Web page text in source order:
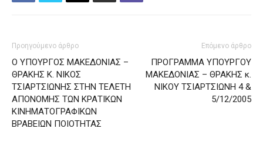
Προηγούμενο άρθρο
Ο ΥΠΟΥΡΓΟΣ ΜΑΚΕΔΟΝΙΑΣ –
ΘΡΑΚΗΣ Κ. ΝΙΚΟΣ
ΤΣΙΑΡΤΣΙΩΝΗΣ ΣΤΗΝ ΤΕΛΕΤΗ
ΑΠΟΝΟΜΗΣ ΤΩΝ ΚΡΑΤΙΚΩΝ
ΚΙΝΗΜΑΤΟΓΡΑΦΙΚΩΝ
ΒΡΑΒΕΙΩΝ ΠΟΙΟΤΗΤΑΣ
Επόμενο άρθρο
ΠΡΟΓΡΑΜΜΑ ΥΠΟΥΡΓΟΥ
ΜΑΚΕΔΟΝΙΑΣ – ΘΡΑΚΗΣ κ.
ΝΙΚΟΥ ΤΣΙΑΡΤΣΙΩΝΗ 4 &
5/12/2005